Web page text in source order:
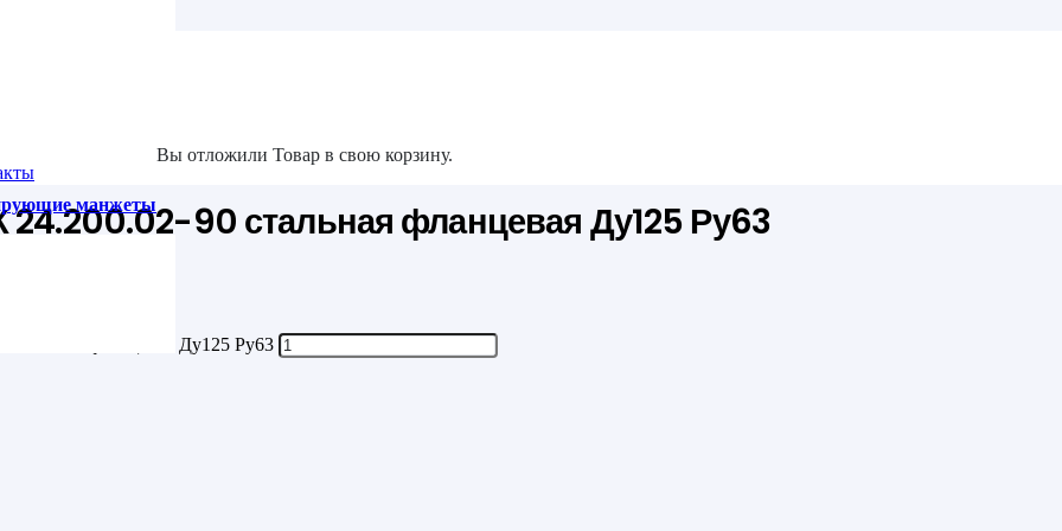
манжеты
Вы отложили Товар в свою корзину.
90 стальная фланцевая Ду125 Ру63
стальная фланцевая Ду125 Ру63